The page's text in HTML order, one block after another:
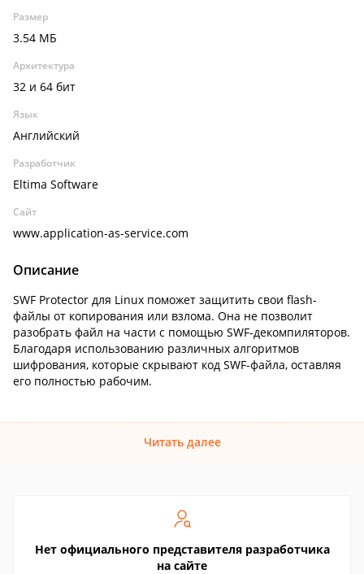
Размер
3.54 МБ
Архитектура
32 и 64 бит
Язык
Английский
Разработчик
Eltima Software
Сайт
www.application-as-service.com
Описание
SWF Protector для Linux поможет защитить свои flash-
файлы от копирования или взлома. Она не позволит
разобрать файл на части с помощью SWF-декомпиляторов.
Благодаря использованию различных алгоритмов
шифрования, которые скрывают код SWF-файла, оставляя
его полностью рабочим.
Читать далее
Нет официального представителя разработчика
на сайте